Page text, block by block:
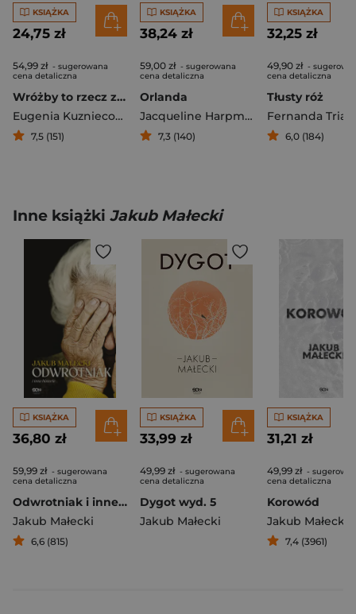
KSIĄŻKA
24,75 zł
54,99 zł - sugerowana
cena detaliczna
Wróżby to rzecz zimowa
Eugenia Kuzniecowa
7,5 (151)
KSIĄŻKA
38,24 zł
59,00 zł - sugerowana
cena detaliczna
Orlanda
Jacqueline Harpman
7,3 (140)
KSIĄŻKA
32,25 zł
49,90 zł -
cena detaliczna
Tłusty róż
Fernanda Trias
6,0 (184)
Inne książki Jakub Małecki
KSIĄŻKA
36,80 zł
59,99 zł - sugerowana
cena detaliczna
Odwrotniak i inne historie
Jakub Małecki
6,6 (815)
KSIĄŻKA
33,99 zł
49,99 zł - sugerowana
cena detaliczna
Dygot wyd. 5
Jakub Małecki
KSIĄŻKA
31,21 zł
49,99 zł -
cena detaliczna
Korowód
Jakub Małecki
7,4 (3961)